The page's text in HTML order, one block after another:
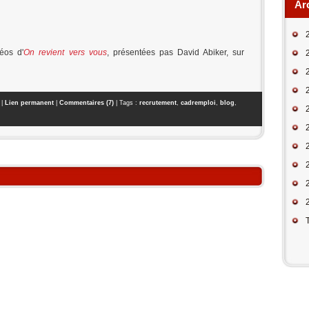
d'On revient vers vous, présentées pas David Abiker, sur
Lien permanent Commentaires (7) | Tags : recrutement, cadremploi, blog,